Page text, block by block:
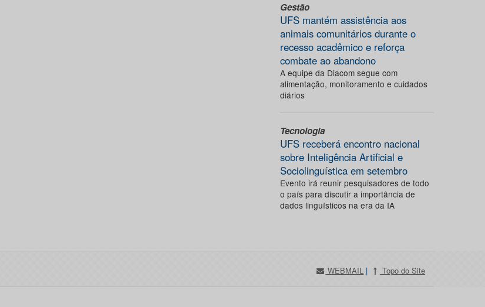
Gestão
UFS mantém assistência aos
animais comunitários durante o
recesso acadêmico e reforça
combate ao abandono
A equipe da Diacom segue com
alimentação, monitoramento e cuidados
diários
Tecnologia
UFS receberá encontro nacional
sobre Inteligência Artificial e
Sociolinguística em setembro
Evento irá reunir pesquisadores de todo
o país para discutir a importância de
dados linguísticos na era da IA
WEBMAIL | Topo do Site